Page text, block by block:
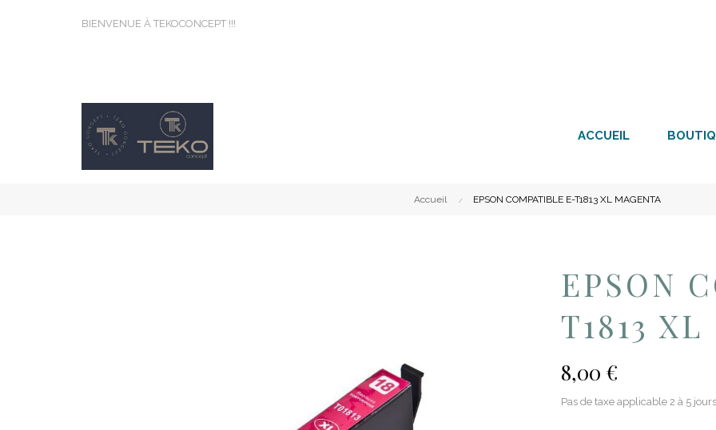
BIENVENUE À TEKOCONCEPT !!!
ACCUEIL
Accueil EPSON COMPATIBLE E-T1813 XL MAGENTA
EPSON
T1813
8,00 €
Pas de taxe applicable 2 à 5 jours